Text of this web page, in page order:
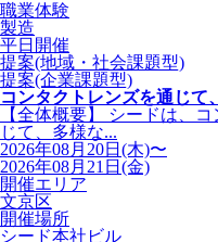
職業体験
製造
平日開催
提案(地域・社会課題型)
提案(企業課題型)
コンタクトレンズを通じて
【全体概要】 シードは、
じて、多様な...
2026年08月20日(木)〜
2026年08月21日(金)
開催エリア
文京区
開催場所
シード本社ビル